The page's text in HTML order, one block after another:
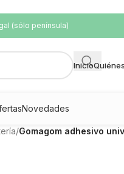
(sólo península)
Inicio
Novedades
/Gomagom adhesivo